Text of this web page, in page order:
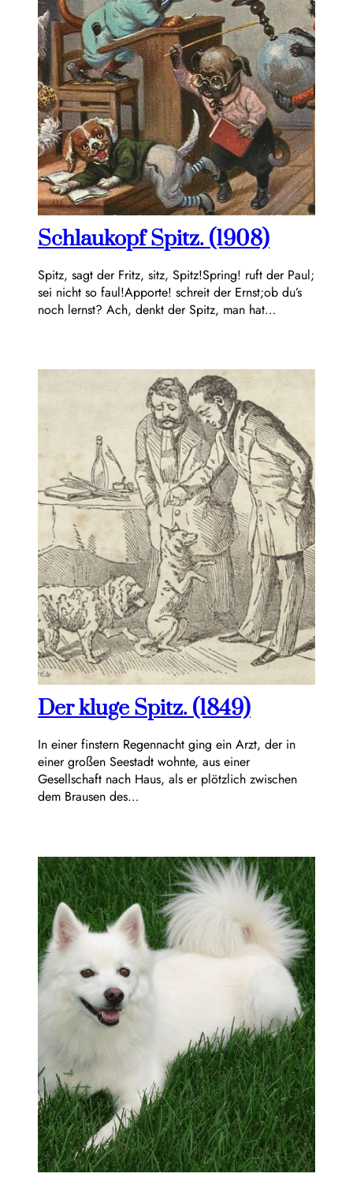
Schlaukopf Spitz. (1908)
Spitz, sagt der Fritz, sitz, Spitz!Spring! ruft der Paul;
sei nicht so faul!Apporte! schreit der Ernst;ob du’s
noch lernst? Ach, denkt der Spitz, man hat…
Der kluge Spitz. (1849)
In einer finstern Regennacht ging ein Arzt, der in
einer großen Seestadt wohnte, aus einer
Gesellschaft nach Haus, als er plötzlich zwischen
dem Brausen des…